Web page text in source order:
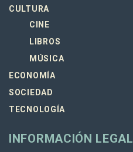
CULTURA
CINE
LIBROS
MÚSICA
ECONOMÍA
SOCIEDAD
TECNOLOGÍA
INFORMACIÓN LEGAL